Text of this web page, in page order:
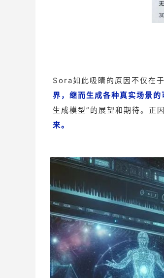
Sora如此吸睛的原因不仅在
界，继而生成各种真实场景的
生成模型”的展望和期待。正
来。